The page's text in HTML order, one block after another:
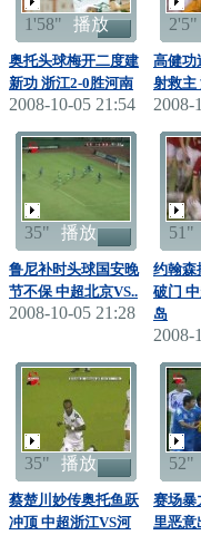
1'58" 播放
奥托头球梅开二度建
新功 浙江2-0胜河南
2008-10-05 21:54
2'5"
高健功
射救主
2008-
35" 播放
鲁尼补时头球国安晚
节不保 中超北京VS..
2008-10-05 21:28
51"
约翰森
破门
岛
2008-
35" 播放
蔡楚川妙传奥托鱼跃
冲顶 中超浙江VS河
52"
赛场暴
里恶意